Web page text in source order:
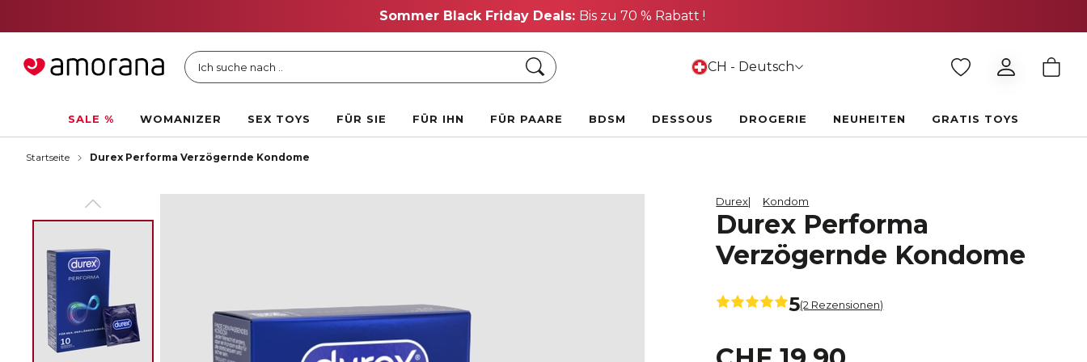
Sommer Black Friday Deals: Bis zu 70 % Rabatt !
Ich suche nach .. Suche CH - Deutsch
SALE % WOMANIZER SEX TOYS FÜR SIE FÜR IHN FÜR PAARE BDSM DESSOUS DROGERIE NEUHEITEN GRATIS TOYS
Startseite Durex Performa Verzögernde Kondome
Durex Kondom
Durex Performa
Verzögernde Kondome
5(2 Rezensionen)